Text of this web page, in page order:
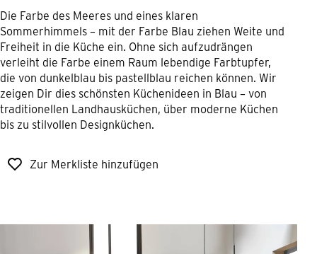
Die Farbe des Meeres und eines klaren
Sommerhimmels – mit der Farbe Blau ziehen Weite und
Freiheit in die Küche ein. Ohne sich aufzudrängen
verleiht die Farbe einem Raum lebendige Farbtupfer,
die von dunkelblau bis pastellblau reichen können. Wir
zeigen Dir dies schönsten Küchenideen in Blau – von
traditionellen Landhausküchen, über moderne Küchen
bis zu stilvollen Designküchen.
Zur Merkliste hinzufügen